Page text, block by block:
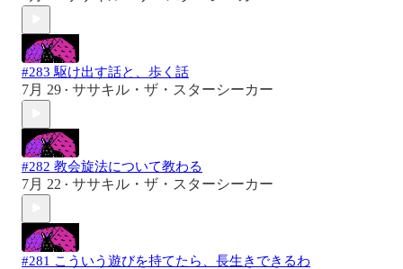
#283 駆け出す話と、歩く話
7月 29 • ササキル・ザ・スターシーカー
#282 教会旋法について教わる
7月 22 • ササキル・ザ・スターシーカー
#281 こういう遊びを持てたら、長生きできるわ